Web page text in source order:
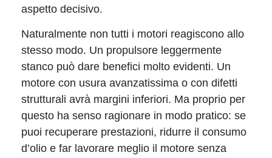
aspetto decisivo.
Naturalmente non tutti i motori reagiscono allo
stesso modo. Un propulsore leggermente
stanco può dare benefici molto evidenti. Un
motore con usura avanzatissima o con difetti
strutturali avrà margini inferiori. Ma proprio per
questo ha senso ragionare in modo pratico: se
puoi recuperare prestazioni, ridurre il consumo
d’olio e far lavorare meglio il motore senza